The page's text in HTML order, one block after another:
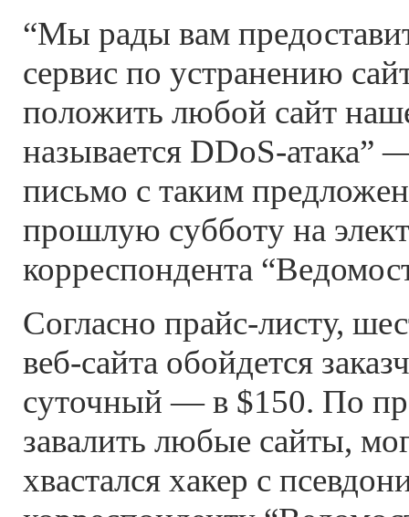
“Мы рады вам
сервис по устранению
положить любой сайт
называется DDoS-атака”
письмо с таким
прошлую субботу на
корреспондента
Согласно прайс-листу,
веб-сайта обойдется
суточный — в $150. По
завалить любые сайты,
хвастался хакер с